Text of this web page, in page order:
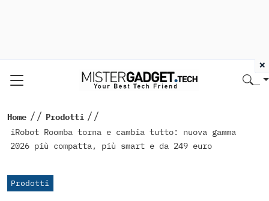
Home // Prodotti //
iRobot Roomba torna e cambia tutto: nuova gamma
2026 più compatta, più smart e da 249 euro
Prodotti
×